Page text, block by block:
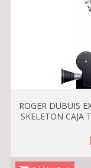
ROGER DUBUIS
SKELETON CAJA